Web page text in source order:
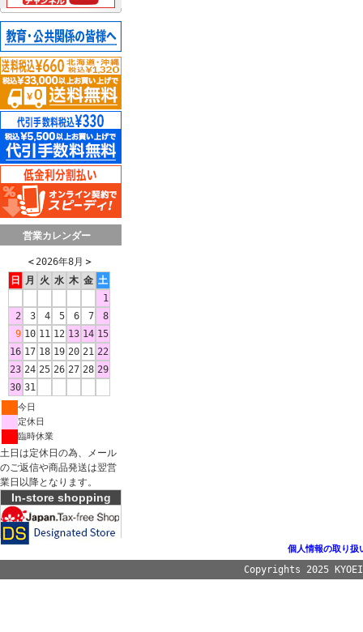
営業カレンダー
＜ 2026年8月 ＞
日
月 火 水 木 金 土
1
2
3 4 5 6 7
8
9 10 11 12 13 14 15
16 17 18 19 20 21 22
23 24 25 26 27 28 29
30 31
今日
定休日
臨時休業
土日は定休日の為、メール
のご返信や商品発送は翌営
業日以降となります。
In-store shopping
個人情報の取り扱
Copyrights 2025